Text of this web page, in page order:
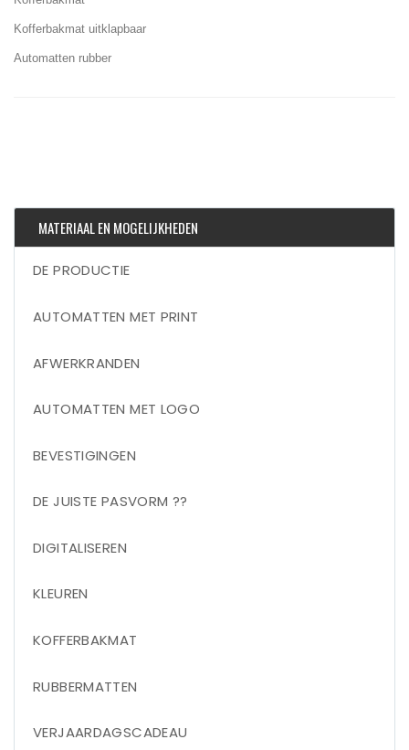
Kofferbakmat uitklapbaar
Automatten rubber
MATERIAAL EN MOGELIJKHEDEN
DE PRODUCTIE
AUTOMATTEN MET PRINT
AFWERKRANDEN
AUTOMATTEN MET LOGO
BEVESTIGINGEN
DE JUISTE PASVORM ??
DIGITALISEREN
KLEUREN
KOFFERBAKMAT
RUBBERMATTEN
VERJAARDAGSCADEAU